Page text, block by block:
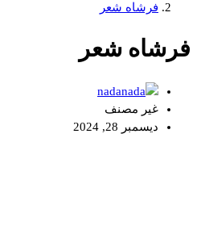
فرشاه شعر
فرشاه شعر
nada
غير مصنف
ديسمبر 28, 2024